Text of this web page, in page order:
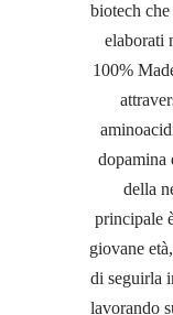
biotech
elaborati
100%
dopamina
della
principale
giovane
di seguirla
lavorando